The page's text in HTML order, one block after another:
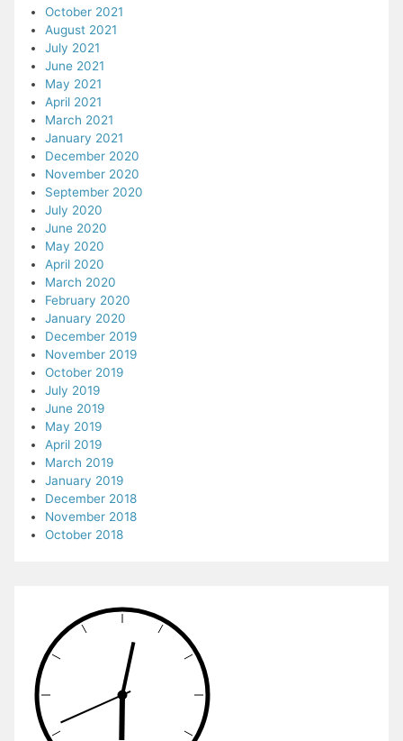
October 2021
August 2021
July 2021
June 2021
May 2021
April 2021
March 2021
January 2021
December 2020
November 2020
September 2020
July 2020
June 2020
May 2020
April 2020
March 2020
February 2020
January 2020
December 2019
November 2019
October 2019
July 2019
June 2019
May 2019
April 2019
March 2019
January 2019
December 2018
November 2018
October 2018